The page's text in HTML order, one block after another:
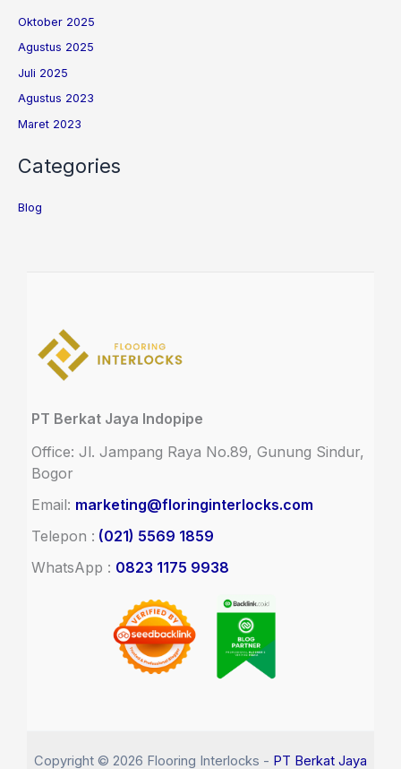
Oktober 2025
Agustus 2025
Juli 2025
Agustus 2023
Maret 2023
Categories
Blog
PT Berkat Jaya Indopipe
Office: Jl. Jampang Raya No.89, Gunung Sindur,
Bogor
Email: marketing@floringinterlocks.com
Telepon : (021) 5569 1859
WhatsApp : 0823 1175 9938
Copyright © 2026 Flooring Interlocks - PT Berkat Jaya